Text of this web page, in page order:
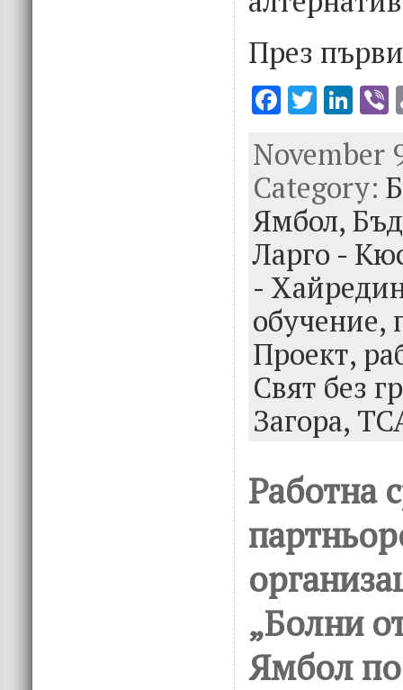
През
F
e
b
o
o
k
T
it
te
r
Li
k
e
dI
n
November
Category:
Ямбол,
Ларго -
-
обучение,
Проект,
Свят без
Загора,
Работна
„Болни
Ямбол